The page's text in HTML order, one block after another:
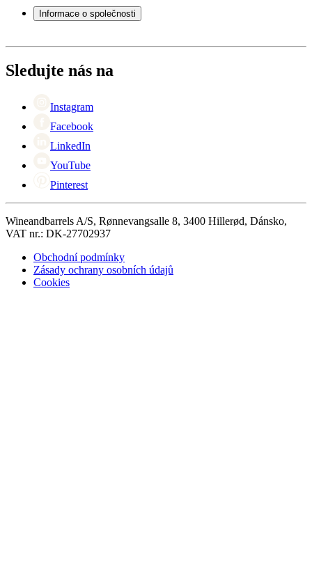
Servisní případ
Platba
Vrácení
Informace o společnosti
Black Friday
Singles Day
Sledujte nás na
Instagram
Facebook
LinkedIn
YouTube
Pinterest
Wineandbarrels A/S, Rønnevangsalle 8, 3400 Hillerød, Dánsko,
VAT nr.: DK-27702937
Obchodní podmínky
Zásady ochrany osobních údajů
Cookies